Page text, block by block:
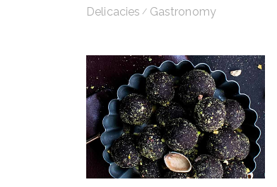
Delicacies
Gastronomy